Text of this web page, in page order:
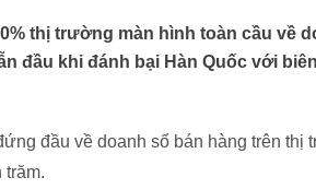
thị trường màn hình toàn cầu về
đầu khi đánh bại Hàn Quốc với
đầu về doanh số bán hàng trên thị
trăm.